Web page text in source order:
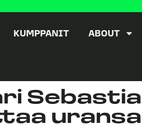
KUMPPANIT ABOUT
uransa